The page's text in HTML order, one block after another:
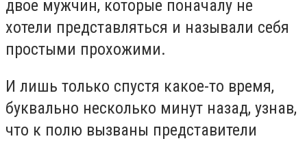
двое мужчин, которые поначалу не
хотели представляться и называли себя
простыми прохожими.
И лишь только спустя какое-то время,
буквально несколько минут назад, узнав,
что к полю вызваны представители